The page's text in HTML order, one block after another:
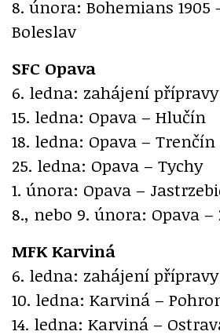
8. února: Bohemians 1905
Boleslav
SFC Opava
6. ledna: zahájení přípravy
15. ledna: Opava – Hlučín
18. ledna: Opava – Trenčín
25. ledna: Opava – Tychy
1. února: Opava –
8., nebo 9. února: Opava
MFK Karviná
6. ledna: zahájení přípravy
10. ledna: Karviná –
14. ledna: Karviná –